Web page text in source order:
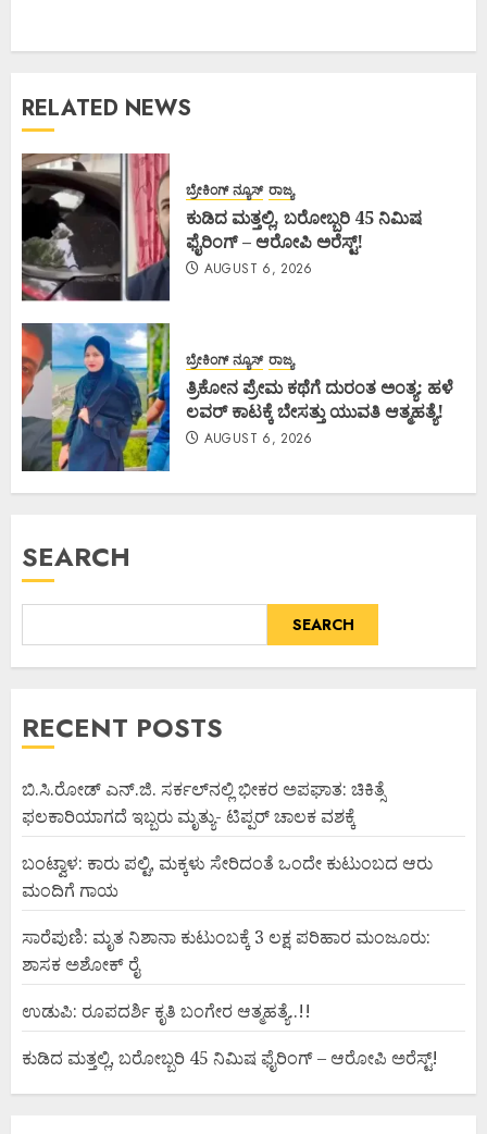
RELATED NEWS
ಬ್ರೇಕಿಂಗ್ ನ್ಯೂಸ್ ರಾಜ್ಯ
ಕುಡಿದ ಮತ್ತಲ್ಲಿ, ಬರೋಬ್ಬರಿ 45 ನಿಮಿಷ
ಫೈರಿಂಗ್ – ಆರೋಪಿ ಅರೆಸ್ಟ್!
AUGUST 6, 2026
ಬ್ರೇಕಿಂಗ್ ನ್ಯೂಸ್ ರಾಜ್ಯ
ತ್ರಿಕೋನ ಪ್ರೇಮ ಕಥೆಗೆ ದುರಂತ ಅಂತ್ಯ: ಹಳೆ
ಲವರ್ ಕಾಟಕ್ಕೆ ಬೇಸತ್ತು ಯುವತಿ ಆತ್ಮಹತ್ಯೆ!
AUGUST 6, 2026
SEARCH
SEARCH
RECENT POSTS
ಬಿ.ಸಿ.ರೋಡ್ ಎನ್.ಜಿ. ಸರ್ಕಲ್‌ನಲ್ಲಿ ಭೀಕರ ಅಪಘಾತ: ಚಿಕಿತ್ಸೆ
ಫಲಕಾರಿಯಾಗದೆ ಇಬ್ಬರು ಮೃತ್ಯು- ಟಿಪ್ಪರ್ ಚಾಲಕ ವಶಕ್ಕೆ
ಬಂಟ್ವಾಳ: ಕಾರು ಪಲ್ಟಿ, ಮಕ್ಕಳು ಸೇರಿದಂತೆ ಒಂದೇ ಕುಟುಂಬದ ಆರು
ಮಂದಿಗೆ ಗಾಯ
ಸಾರೆಪುಣಿ: ಮೃತ ನಿಶಾನಾ ಕುಟುಂಬಕ್ಕೆ 3 ಲಕ್ಷ ಪರಿಹಾರ ಮಂಜೂರು:
ಶಾಸಕ ಅಶೋಕ್ ರೈ
ಉಡುಪಿ: ರೂಪದರ್ಶಿ ಕೃತಿ ಬಂಗೇರ ಆತ್ಮಹತ್ಯೆ..!!
ಕುಡಿದ ಮತ್ತಲ್ಲಿ, ಬರೋಬ್ಬರಿ 45 ನಿಮಿಷ ಫೈರಿಂಗ್ – ಆರೋಪಿ ಅರೆಸ್ಟ್!